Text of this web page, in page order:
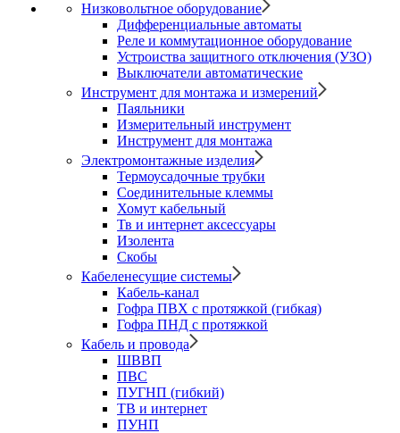
Низковольтное оборудование
Дифференциальные автоматы
Реле и коммутационное оборудование
Устроиства защитного отключения (УЗО)
Выключатели автоматические
Инструмент для монтажа и измерений
Паяльники
Измерительный инструмент
Инструмент для монтажа
Электромонтажные изделия
Термоусадочные трубки
Соединительные клеммы
Хомут кабельный
Тв и интернет аксессуары
Изолента
Скобы
Кабеленесущие системы
Кабель-канал
Гофра ПВХ с протяжкой (гибкая)
Гофра ПНД с протяжкой
Кабель и провода
ШВВП
ПВС
ПУГНП (гибкий)
ТВ и интернет
ПУНП